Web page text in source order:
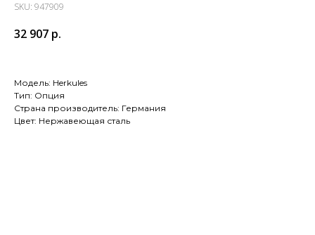
SKU: 947909
32 907 р.
Модель: Herkules
Тип: Опция
Страна производитель: Германия
Цвет: Нержавеющая сталь